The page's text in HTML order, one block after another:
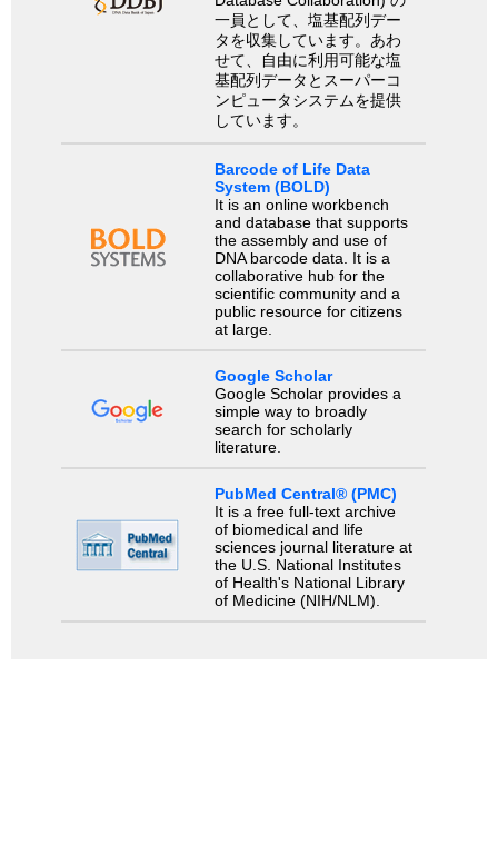
一員として、塩基配列デー
タを収集しています。あわ
せて、自由に利用可能な塩
基配列データとスーパーコ
ンピュータシステムを提供
しています。
Barcode of Life Data
System (BOLD)
It is an online workbench
and database that supports
the assembly and use of
DNA barcode data. It is a
collaborative hub for the
scientific community and a
public resource for citizens
at large.
Google Scholar
Google Scholar provides a
simple way to broadly
search for scholarly
literature.
PubMed Central® (PMC)
It is a free full-text archive
of biomedical and life
sciences journal literature at
the U.S. National Institutes
of Health's National Library
of Medicine (NIH/NLM).